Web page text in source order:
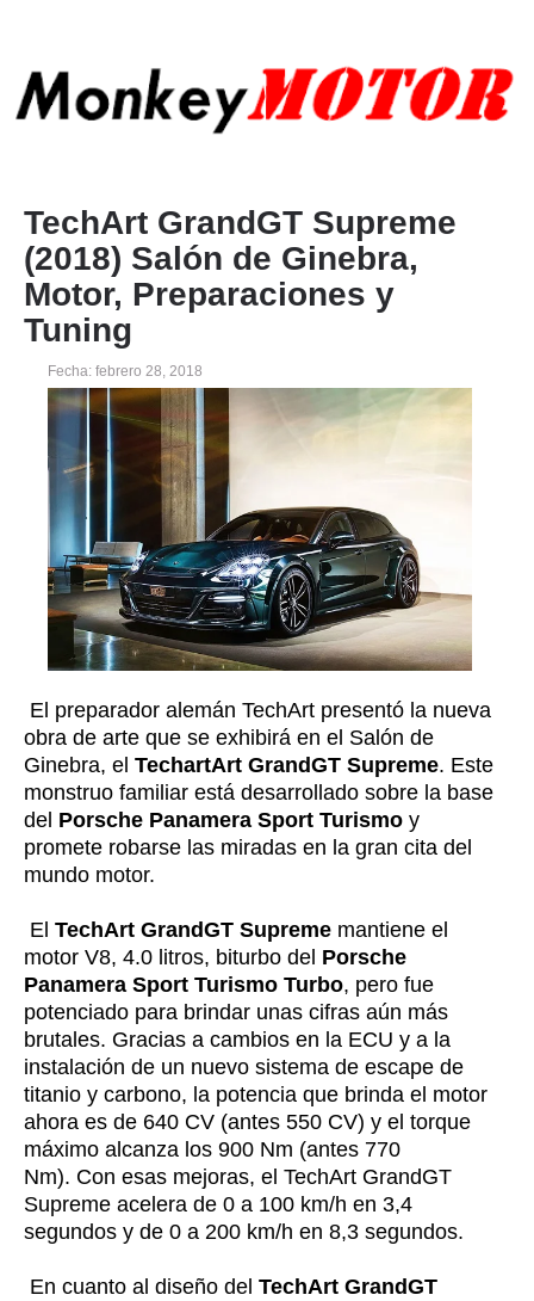
TechArt GrandGT Supreme
(2018) Salón de Ginebra,
Motor, Preparaciones y
Tuning
Fecha: febrero 28, 2018
El preparador alemán TechArt presentó la nueva
obra de arte que se exhibirá en el Salón de
Ginebra, el TechartArt GrandGT Supreme. Este
monstruo familiar está desarrollado sobre la base
del Porsche Panamera Sport Turismo y
promete robarse las miradas en la gran cita del
mundo motor.
El TechArt GrandGT Supreme mantiene el
motor V8, 4.0 litros, biturbo del Porsche
Panamera Sport Turismo Turbo, pero fue
potenciado para brindar unas cifras aún más
brutales. Gracias a cambios en la ECU y a la
instalación de un nuevo sistema de escape de
titanio y carbono, la potencia que brinda el motor
ahora es de 640 CV (antes 550 CV) y el torque
máximo alcanza los 900 Nm (antes 770
Nm). Con esas mejoras, el TechArt GrandGT
Supreme acelera de 0 a 100 km/h en 3,4
segundos y de 0 a 200 km/h en 8,3 segundos.
En cuanto al diseño del TechArt GrandGT